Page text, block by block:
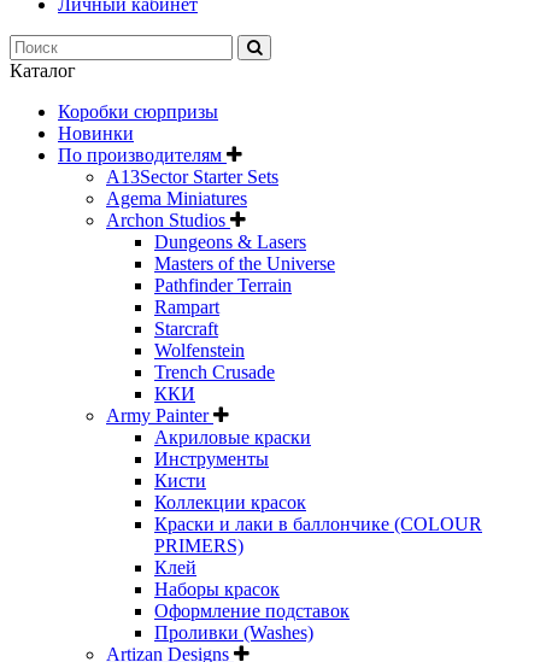
Личный кабинет
Каталог
Коробки сюрпризы
Новинки
По производителям
A13Sector Starter Sets
Agema Miniatures
Archon Studios
Dungeons & Lasers
Masters of the Universe
Pathfinder Terrain
Rampart
Starcraft
Wolfenstein
Trench Crusade
ККИ
Army Painter
Акриловые краски
Инструменты
Кисти
Коллекции красок
Краски и лаки в баллончике (COLOUR
PRIMERS)
Клей
Наборы красок
Оформление подставок
Проливки (Washes)
Artizan Designs